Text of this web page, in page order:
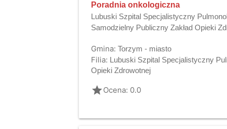
Poradnia onkologiczna
Lubuski Szpital Specjalistyczny
Samodzielny Publiczny Zakład Opieki
Gmina: Torzym - miasto
Filia: Lubuski Szpital Specjalistyczny
Opieki Zdrowotnej
gradeOcena: 0.0